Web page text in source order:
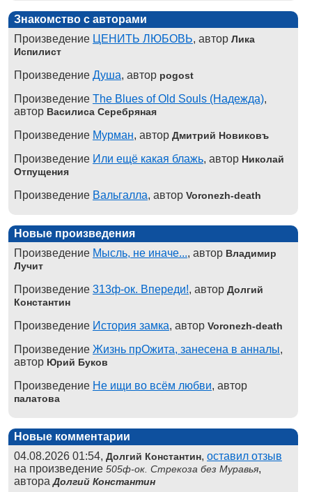
Знакомство с авторами
Произведение ЦЕНИТЬ ЛЮБОВЬ, автор Лика
Испилист
Произведение Душа, автор pogost
Произведение The Blues of Old Souls (Надежда),
автор Василиса Серебряная
Произведение Мурман, автор Дмитрий Новиковъ
Произведение Или ещё какая блажь, автор Николай
Отпущения
Произведение Вальгалла, автор Voronezh-death
Новые произведения
Произведение Мысль, не иначе..., автор Владимир
Лучит
Произведение 313ф-ок. Впереди!, автор Долгий
Константин
Произведение История замка, автор Voronezh-death
Произведение Жизнь прОжита, занесена в анналы,
автор Юрий Буков
Произведение Не ищи во всём любви, автор
палатова
Новые комментарии
04.08.2026 01:54, Долгий Константин, оставил отзыв
на произведение 505ф-ок. Стрекоза без Муравья,
автораДолгий Константин